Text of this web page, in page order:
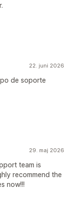
22. juni 2026
de soporte
29. maj 2026
team is
recommend the
now!!!